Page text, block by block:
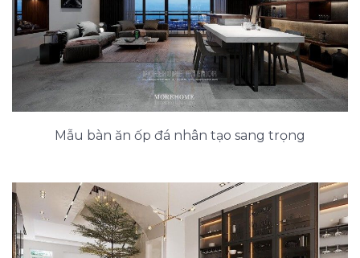
Mẫu bàn ăn ốp đá nhân tạo sang trọng